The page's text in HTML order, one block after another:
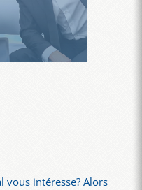
vous intéresse? Alors